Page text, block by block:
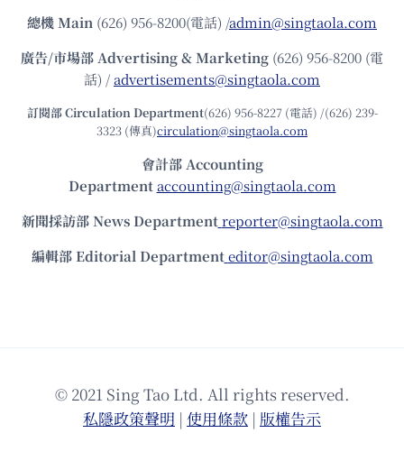
總機Main (626) 956-8200(電話) /admin@singtaola.com
廣告/市場部Advertising & Marketing (626) 956-8200 (電
話) /advertisements@singtaola.com
訂閱部 Circulation Department(626) 956-8227 (電話) /(626) 239-
3323 (傳真)circulation@singtaola.com
會計部 Accounting
Department accounting@singtaola.com
新聞採訪部 News Department reporter@singtaola.com
編輯部 Editorial Department editor@singtaola.com
© 2021 Sing Tao Ltd. All rights reserved.
私隱政策聲明 | 使⽤條款 | 版權告⽰